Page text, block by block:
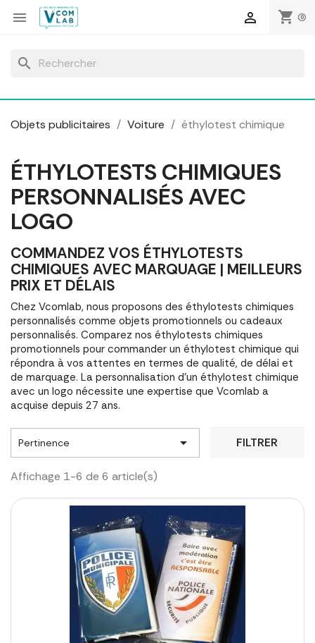
 shopping_cart (0)

search
Objets publicitaires Voiture éthylotest chimique
ÉTHYLOTESTS CHIMIQUES
PERSONNALISÉS AVEC
LOGO
COMMANDEZ VOS ÉTHYLOTESTS
CHIMIQUES AVEC MARQUAGE | MEILLEURS
PRIX ET DÉLAIS
Chez Vcomlab, nous proposons des éthylotests chimiques
personnalisés comme objets promotionnels ou cadeaux
personnalisés. Comparez nos éthylotests chimiques
promotionnels pour commander un éthylotest chimique qui
répondra à vos attentes en termes de qualité, de délai et
de marquage. La personnalisation d'un éthylotest chimique
avec un logo nécessite une expertise que Vcomlab a
acquise depuis 27 ans.
Pertinence  FILTRER
Affichage 1-6 de 6 article(s)
Panneau de gestion des cookies